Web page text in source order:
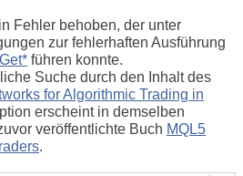
Fehler behoben, der unter
zur fehlerhaften Ausführung
führen konnte.
Suche durch den Inhalt des
for Algorithmic Trading in
erscheint in demselben
veröffentlichte Buch MQL5
.